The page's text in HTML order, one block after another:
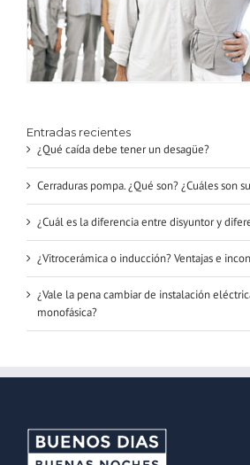
Entradas recientes
¿Qué caída debe tener un desagüe?
Cerraduras pompa. ¿Qué son? ¿Cuáles son
¿Cuál es la diferencia entre disyuntor y
¿Vitrocerámica o inducción? Ventajas e
¿Vale la pena cambiar de instalación
monofásica?